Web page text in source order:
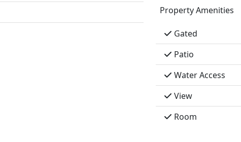
Property Amenities
Gated
Patio
Water Access
View
Room